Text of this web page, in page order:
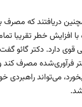
دریافتند که مصرف
افزایش خطر تقریبا
قوی دارد. دکتر گائو
فرآوری‌شده مصرف کند
می‌تواند راهبردی